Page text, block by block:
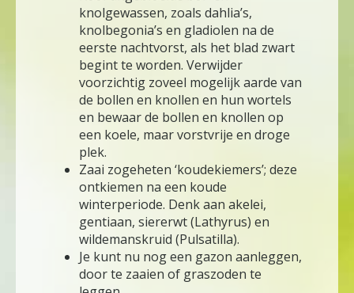
knolgewassen, zoals dahlia’s,
knolbegonia’s en gladiolen na de
eerste nachtvorst, als het blad zwart
begint te worden. Verwijder
voorzichtig zoveel mogelijk aarde van
de bollen en knollen en hun wortels
en bewaar de bollen en knollen op
een koele, maar vorstvrije en droge
plek.
Zaai zogeheten ‘koudekiemers’; deze
ontkiemen na een koude
winterperiode. Denk aan akelei,
gentiaan, siererwt (Lathyrus) en
wildemanskruid (Pulsatilla).
Je kunt nu nog een gazon aanleggen,
door te zaaien of graszoden te